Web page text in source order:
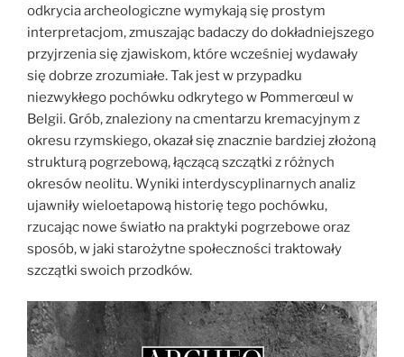
odkrycia archeologiczne wymykają się prostym
interpretacjom, zmuszając badaczy do dokładniejszego
przyjrzenia się zjawiskom, które wcześniej wydawały
się dobrze zrozumiałe. Tak jest w przypadku
niezwykłego pochówku odkrytego w Pommerœul w
Belgii. Grób, znaleziony na cmentarzu kremacyjnym z
okresu rzymskiego, okazał się znacznie bardziej złożoną
strukturą pogrzebową, łączącą szczątki z różnych
okresów neolitu. Wyniki interdyscyplinarnych analiz
ujawniły wieloetapową historię tego pochówku,
rzucając nowe światło na praktyki pogrzebowe oraz
sposób, w jaki starożytne społeczności traktowały
szczątki swoich przodków.